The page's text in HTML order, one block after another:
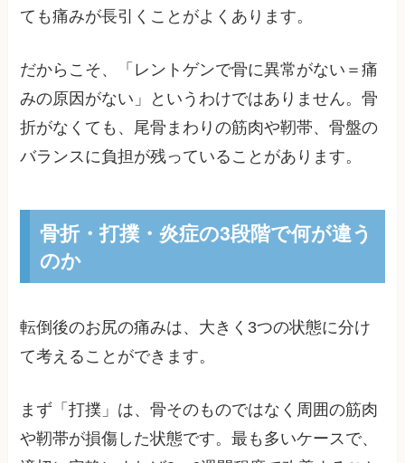
ても痛みが長引くことがよくあります。
だからこそ、「レントゲンで骨に異常がない＝痛
みの原因がない」というわけではありません。骨
折がなくても、尾骨まわりの筋肉や靭帯、骨盤の
バランスに負担が残っていることがあります。
骨折・打撲・炎症の3段階で何が違う
のか
転倒後のお尻の痛みは、大きく3つの状態に分け
て考えることができます。
まず「打撲」は、骨そのものではなく周囲の筋肉
や靭帯が損傷した状態です。最も多いケースで、